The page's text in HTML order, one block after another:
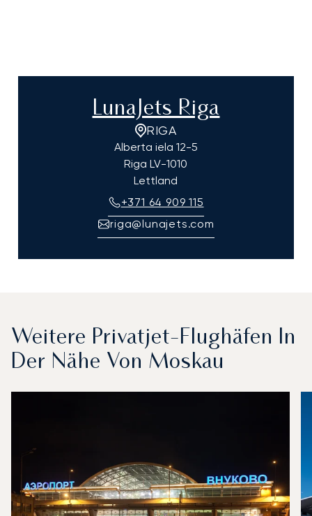
LunaJets Riga
RIGA
Alberta iela 12-5
Riga LV-1010
Lettland
+371 64 909 115
riga@lunajets.com
Weitere Privatjet-Flughäfen In
Der Nähe Von Moskau